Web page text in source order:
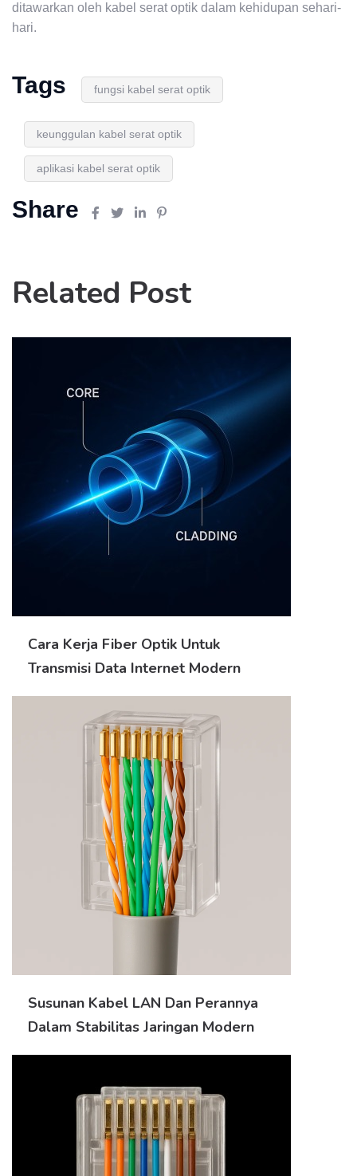
ditawarkan oleh kabel serat optik dalam kehidupan sehari-
hari.
Tags fungsi kabel serat optik
keunggulan kabel serat optik
aplikasi kabel serat optik
Share
Related Post
Cara Kerja Fiber Optik Untuk
Transmisi Data Internet Modern
Susunan Kabel LAN Dan Perannya
Dalam Stabilitas Jaringan Modern